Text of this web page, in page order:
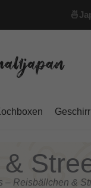
🍜
– Reisbällchen &